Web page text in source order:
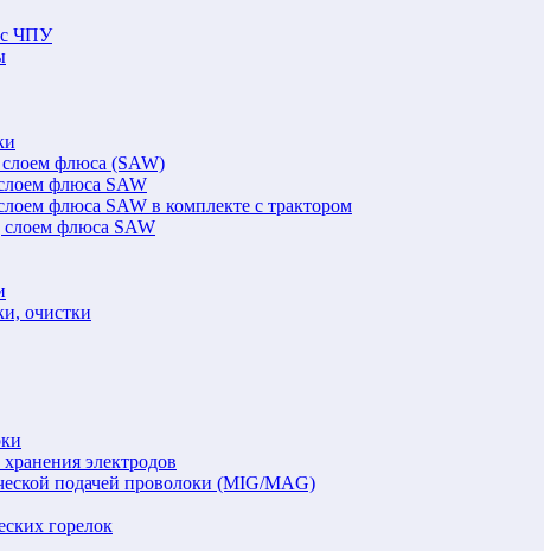
с ЧПУ
слоем флюса (SAW)
флюса SAW
флюса SAW в комплекте с трактором
слоем флюса SAW
очистки
электродов
подачей проволоки (MIG/MAG)
горелок